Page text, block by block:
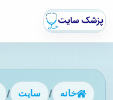
خانه / سایت /